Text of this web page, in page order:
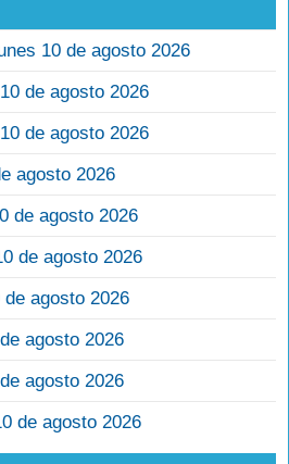
10 de agosto 2026
de agosto 2026
de agosto 2026
agosto 2026
de agosto 2026
de agosto 2026
agosto 2026
agosto 2026
agosto 2026
de agosto 2026